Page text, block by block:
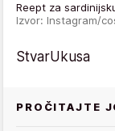
Reept za
Izvor: Instagram/
StvarUkusa
PROČITAJTE